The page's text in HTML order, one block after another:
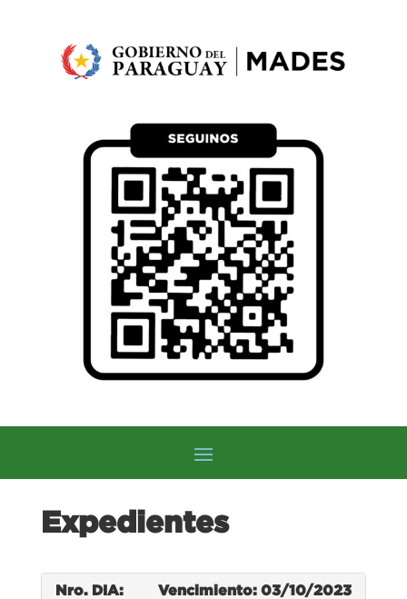
Expedientes
Nro. DIA: Vencimiento: 03/10/2023